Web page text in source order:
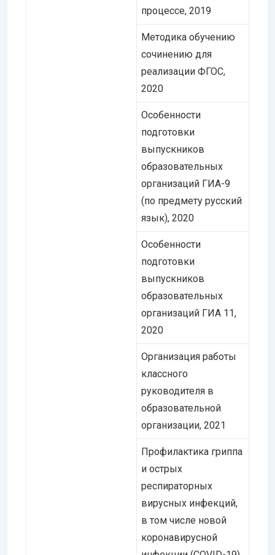
процессе, 2019
Методика обучению
сочинению для
реализации ФГОС,
2020
Особенности
подготовки
выпускников
образовательных
организаций ГИА-9
(по предмету русский
язык), 2020
Особенности
подготовки
выпускников
образовательных
организаций ГИА 11,
2020
Организация работы
классного
руководителя в
образовательной
организации, 2021
Профилактика гриппа
и острых
респираторных
вирусных инфекций,
в том числе новой
коронавирусной